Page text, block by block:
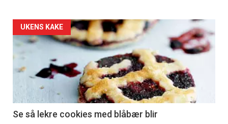
Artikler
detail
-
section
11
UKENS KAKE
Se så lekre cookies med blåbær blir